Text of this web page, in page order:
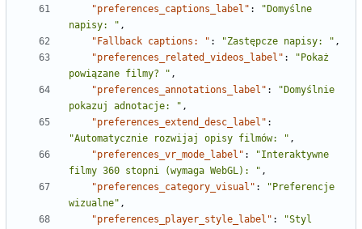
"preferences_captions_label" :
"Domyślne
napisy: " ,
"Fallback captions: " : "Zastępcze napisy: " ,
"preferences_related_videos_label" :
"Pokaż
powiązane filmy? " ,
"preferences_annotations_label" :
"Domyślnie
pokazuj adnotacje: " ,
"preferences_extend_desc_label" :
"Automatycznie rozwijaj opisy filmów: " ,
"preferences_vr_mode_label" :
"Interaktywne
filmy 360 stopni (wymaga WebGL): " ,
"preferences_category_visual" :
"Preferencje
wizualne" ,
"preferences_player_style_label" :
"Styl